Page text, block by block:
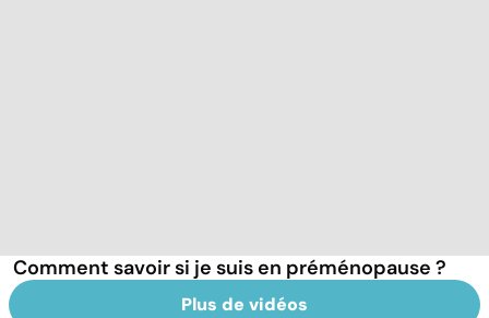
Comment savoir si je suis en préménopause ?
Plus de vidéos